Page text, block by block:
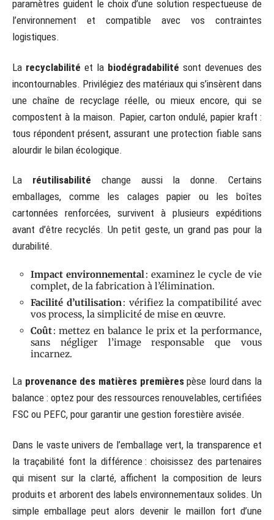
paramètres guident le choix d’une solution respectueuse de
l’environnement et compatible avec vos contraintes
logistiques.
La recyclabilité et la biodégradabilité sont devenues des
incontournables. Privilégiez des matériaux qui s’insèrent dans
une chaîne de recyclage réelle, ou mieux encore, qui se
compostent à la maison. Papier, carton ondulé, papier kraft :
tous répondent présent, assurant une protection fiable sans
alourdir le bilan écologique.
La réutilisabilité change aussi la donne. Certains
emballages, comme les calages papier ou les boîtes
cartonnées renforcées, survivent à plusieurs expéditions
avant d’être recyclés. Un petit geste, un grand pas pour la
durabilité.
Impact environnemental : examinez le cycle de vie
complet, de la fabrication à l’élimination.
Facilité d’utilisation : vérifiez la compatibilité avec
vos process, la simplicité de mise en œuvre.
Coût: mettez en balance le prix et la performance,
sans négliger l’image responsable que vous
incarnez.
La provenance des matières premièrespèse lourd dans la
balance : optez pour des ressources renouvelables, certifiées
FSC ou PEFC, pour garantir une gestion forestière avisée.
Dans le vaste univers de l’emballage vert, la transparence et
la traçabilité font la différence : choisissez des partenaires
qui misent sur la clarté, affichent la composition de leurs
produits et arborent des labels environnementaux solides. Un
simple emballage peut alors devenir le maillon fort d’une